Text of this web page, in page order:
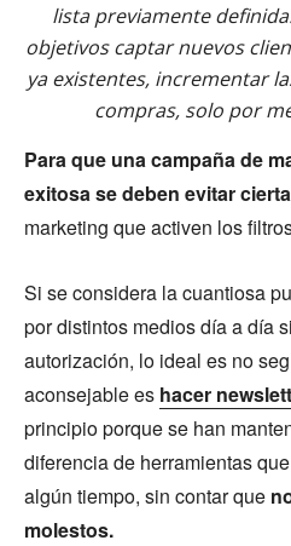
lista previamente
objetivos captar nuevos
ya existentes, incrementar
compras, solo por
Para que una campaña de
exitosa se deben evitar
marketing que activen los
Si se considera la cuantiosa
por distintos medios día a día
autorización, lo ideal es no
aconsejable es hacer
principio porque se han
diferencia de herramientas
algún tiempo, sin contar que
molestos.